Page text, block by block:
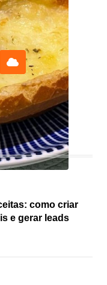
receita facil
Cloud
como criar
e gerar leads